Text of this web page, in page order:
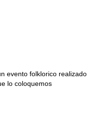
evento folklorico realizado
lo coloquemos